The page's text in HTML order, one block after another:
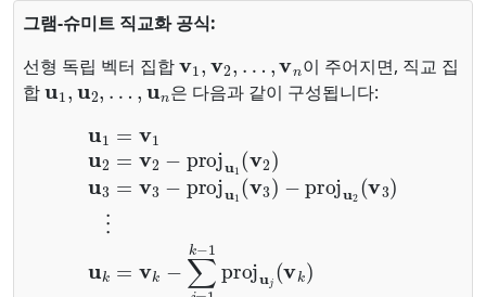
그램-슈미트 직교화 공식:
선형 독립 벡터 집합
이 주어지면, 직교 집
합
u 1,u2 ,…,u n
은 다음과 같이 구성됩니다:
u2 =v2−